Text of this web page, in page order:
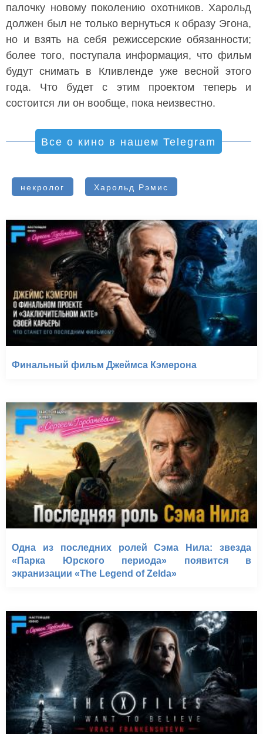
палочку новому поколению охотников. Харольд
должен был не только вернуться к образу Эгона,
но и взять на себя режиссерские обязанности;
более того, поступала информация, что фильм
будут снимать в Кливленде уже весной этого
года. Что будет с этим проектом теперь и
состоится ли он вообще, пока неизвестно.
Все о кино в нашем Telegram
некролог Харольд Рэмис
Финальный фильм Джеймса Кэмерона
Одна из последних ролей Сэма Нила: звезда
«Парка Юрского периода» появится в
экранизации «The Legend of Zelda»